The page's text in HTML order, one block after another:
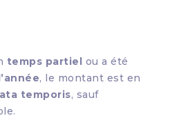
temps partiel ou a été
, le montant est en
temporis, sauf